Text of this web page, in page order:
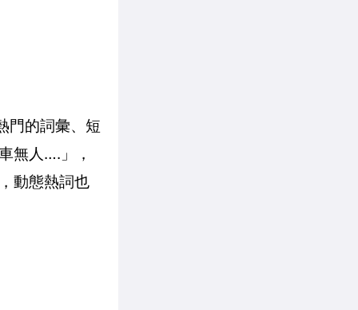
門的詞彙、短
無人….」，
動態熱詞也